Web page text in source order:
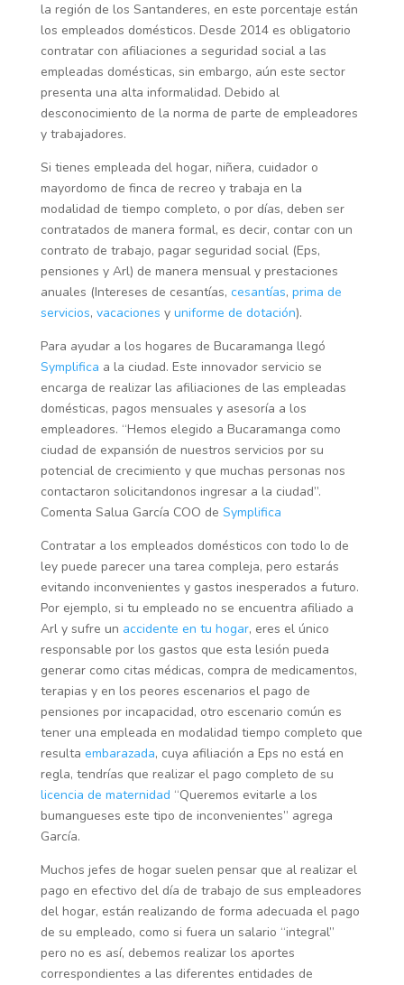
la región de los Santanderes, en este porcentaje están
los empleados domésticos. Desde 2014 es obligatorio
contratar con afiliaciones a seguridad social a las
empleadas domésticas, sin embargo, aún este sector
presenta una alta informalidad. Debido al
desconocimiento de la norma de parte de empleadores
y trabajadores.
Si tienes empleada del hogar, niñera, cuidador o
mayordomo de finca de recreo y trabaja en la
modalidad de tiempo completo, o por días, deben ser
contratados de manera formal, es decir, contar con un
contrato de trabajo, pagar seguridad social (Eps,
pensiones y Arl) de manera mensual y prestaciones
anuales (Intereses de cesantías, cesantías, prima de
servicios, vacaciones y uniforme de dotación).
Para ayudar a los hogares de Bucaramanga llegó
Symplifica a la ciudad. Este innovador servicio se
encarga de realizar las afiliaciones de las empleadas
domésticas, pagos mensuales y asesoría a los
empleadores. “Hemos elegido a Bucaramanga como
ciudad de expansión de nuestros servicios por su
potencial de crecimiento y que muchas personas nos
contactaron solicitandonos ingresar a la ciudad”.
Comenta Salua García COO de Symplifica
Contratar a los empleados domésticos con todo lo de
ley puede parecer una tarea compleja, pero estarás
evitando inconvenientes y gastos inesperados a futuro.
Por ejemplo, si tu empleado no se encuentra afiliado a
Arl y sufre un accidente en tu hogar, eres el único
responsable por los gastos que esta lesión pueda
generar como citas médicas, compra de medicamentos,
terapias y en los peores escenarios el pago de
pensiones por incapacidad, otro escenario común es
tener una empleada en modalidad tiempo completo que
resulta embarazada, cuya afiliación a Eps no está en
regla, tendrías que realizar el pago completo de su
licencia de maternidad “Queremos evitarle a los
bumangueses este tipo de inconvenientes” agrega
García.
Muchos jefes de hogar suelen pensar que al realizar el
pago en efectivo del día de trabajo de sus empleadores
del hogar, están realizando de forma adecuada el pago
de su empleado, como si fuera un salario “integral”
pero no es así, debemos realizar los aportes
correspondientes a las diferentes entidades de